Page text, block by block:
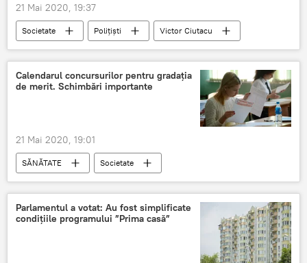
21 Mai 2020, 19:37
Societate Polițiști Victor Ciutacu
Calendarul concursurilor pentru gradația
de merit. Schimbări importante
21 Mai 2020, 19:01
SĂNĂTATE
Societate
Gradație de merit 2020
Parlamentul a votat: Au fost simplificate
condițiile programului ”Prima casă”